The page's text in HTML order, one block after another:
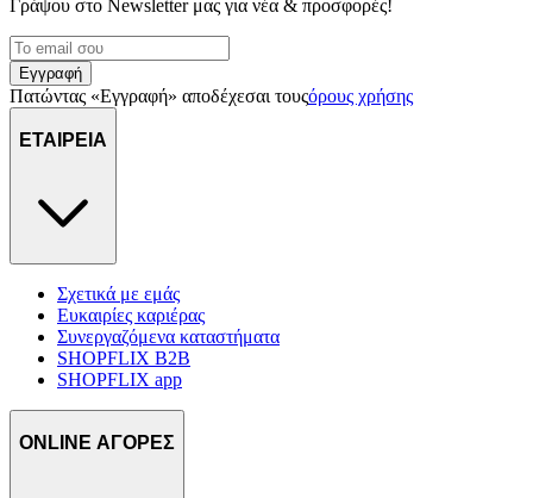
Γράψου στο Νewsletter μας για νέα & προσφορές!
Εγγραφή
Πατώντας «Εγγραφή» αποδέχεσαι τουςόρους χρήσης
ΕΤΑΙΡΕΙΑ
Σχετικά με εμάς
Ευκαιρίες καριέρας
Συνεργαζόμενα καταστήματα
SHOPFLIX B2B
SHOPFLIX app
ONLINE ΑΓΟΡΕΣ